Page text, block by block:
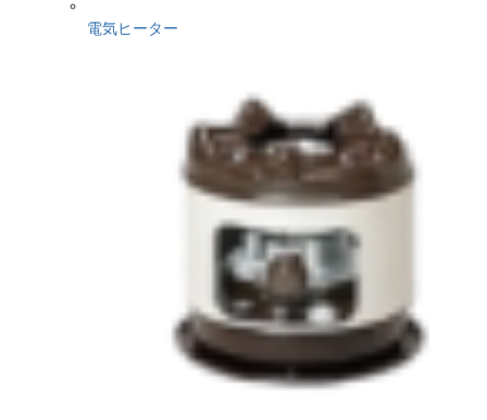
電気ヒーター